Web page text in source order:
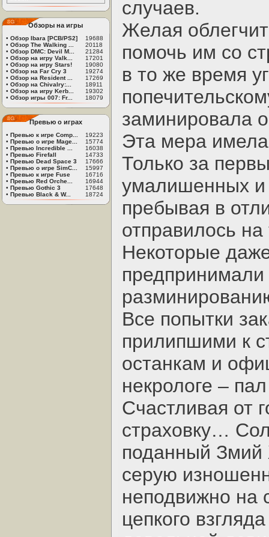
Обзоры на игры
• Обзор Ibara [PCB/PS2]
19688
• Обзор The Walking ...
20118
• Обзор DMC: Devil M...
21284
• Обзор на игру Valk...
17201
• Обзор на игру Stars!
19080
• Обзор на Far Cry 3
19274
• Обзор на Resident ...
17269
• Обзор на Chivalry:...
18911
• Обзор на игру Kerb...
19302
• Обзор игры 007: Fr... 18079
Превью о играх
• Превью к игре Comp...
19223
• Превью о игре Mage...
15774
• Превью Incredible ...
16038
• Превью Firefall
14733
• Превью Dead Space 3
17666
• Превью о игре SimC...
15997
• Превью к игре Fuse
16716
• Превью Red Orche...
16944
• Превью Gothic 3
17648
• Превью Black & W... 18724
случаев.
Желая
помочь им со
в то же время
заминировала
Эта мера
Только за
умалишенных и
пребывая в
отправилось на
Некоторые
Все попытки
прилипшими к
останкам и
некрологе –
Счастливая от
страховку…
поданный Змий
серую
неподвижно на
цепкого